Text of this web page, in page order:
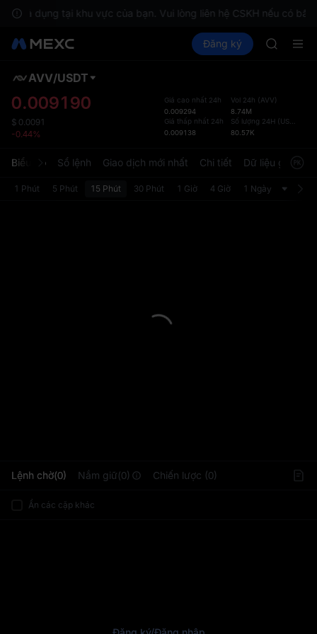
khả dụng tại khu vực của bạn. Vui lòng liên hệ CSKH nếu có bất
Thị trường Spot Futures SPCX
Đăng ký
SKYAI
HFT
SKYAI
ACE
UNITREE
người
tùy
AVV/USDT
0.009190
$ 0.0091
-0.44%
Giá cao nhất 24h
0.009294
Giá thấp nhất 24h
0.009138
Vol 24h (AVV)
8.74M
Số lượng 24H (USDT
80.57K
Biểu đồ Sổ lệnh Giao dịch mới nhất Chi tiết Dữ liệu giao
1 Phút 5 Phút 15 Phút 30 Phút 1 Giờ 4 Giờ 1 Ngày
Lệnh chờ(0) Nắm giữ(0) Chiến lược (0)
Ẩn các cặp khác